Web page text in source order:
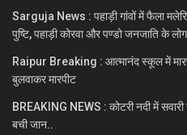
Sarguja News : पहाड़ी गांवों में फैला
पुष्टि, पहाड़ी कोरवा और पण्डो जनजाति के
Raipur Breaking : आत्मानंद स्कूल में
बुलवाकर मारपीट
BREAKING NEWS : कोटरी नदी में
बची जान..